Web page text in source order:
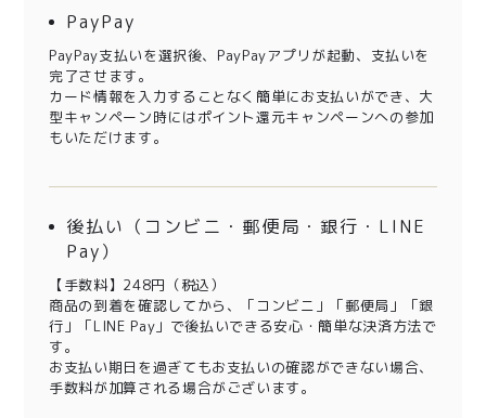
PayPay
PayPay支払いを選択後、PayPayアプリが起動、支払いを
完了させます。
カード情報を入力することなく簡単にお支払いができ、大
型キャンペーン時にはポイント還元キャンペーンへの参加
もいただけます。
後払い（コンビニ・郵便局・銀行・LINE
Pay）
【手数料】248円（税込）
商品の到着を確認してから、「コンビニ」「郵便局」「銀
行」「LINE Pay」で後払いできる安心・簡単な決済方法で
す。
お支払い期日を過ぎてもお支払いの確認ができない場合、
手数料が加算される場合がございます。